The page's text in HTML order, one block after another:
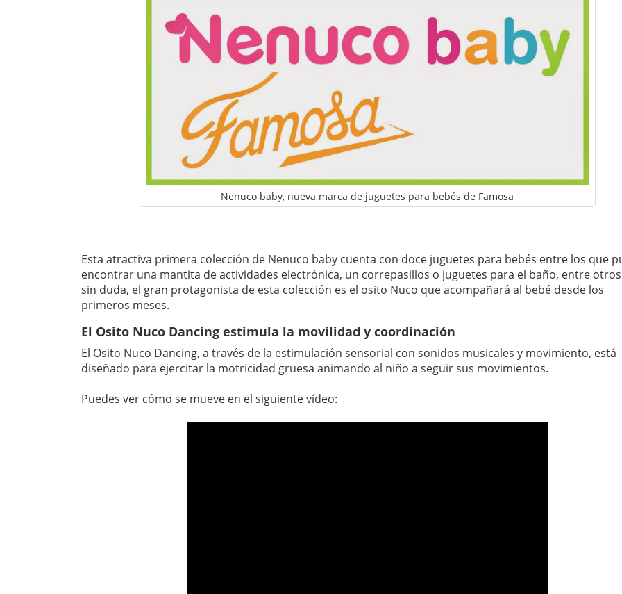
Nenuco baby, nueva marca de juguetes para bebés de Famosa
Esta atractiva primera colección de Nenuco baby cuenta con doce juguetes para bebés entre los que
encontrar una mantita de actividades electrónica, un correpasillos o juguetes para el baño, entre
sin duda, el gran protagonista de esta colección es el osito Nuco que acompañará al bebé desde los
primeros meses.
El Osito Nuco Dancing estimula la movilidad y coordinación
El Osito Nuco Dancing, a través de la estimulación sensorial con sonidos musicales y movimiento, está
diseñado para ejercitar la motricidad gruesa animando al niño a seguir sus movimientos.
Puedes ver cómo se mueve en el siguiente vídeo: